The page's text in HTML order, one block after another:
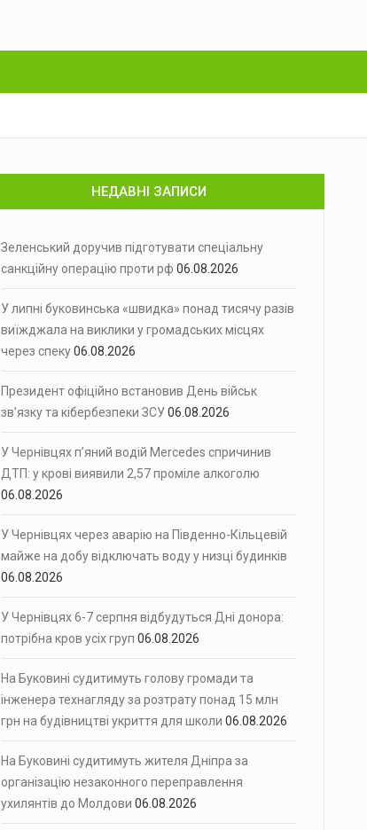
НЕДАВНІ ЗАПИСИ
Зеленський доручив підготувати спеціальну
санкційну операцію проти рф 06.08.2026
У липні буковинська «швидка» понад тисячу разів
виїжджала на виклики у громадських місцях
через спеку06.08.2026
Президент офіційно встановив День військ
зв’язку та кібербезпеки ЗСУ06.08.2026
У Чернівцях п’яний водій Mercedes спричинив
ДТП: у крові виявили 2,57 проміле алкоголю
06.08.2026
У Чернівцях через аварію на Південно-Кільцевій
майже на добу відключать воду у низці будинків
06.08.2026
У Чернівцях 6-7 серпня відбудуться Дні донора:
потрібна кров усіх груп 06.08.2026
На Буковині судитимуть голову громади та
інженера технагляду за розтрату понад 15 млн
грн на будівництві укриття для школи 06.08.2026
На Буковині судитимуть жителя Дніпра за
організацію незаконного переправлення
ухилянтів до Молдови 06.08.2026